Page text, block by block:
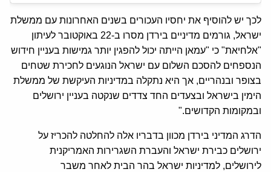
לכך יש להוסיף את יחסיו העכורים בשנים האחרונות עם ממשלת
ישראל, גורמים מדיניים בירדן מסרו ב-22 באוקטובר לעיתון
"אלחיאת" כי "עמאן הייתה יכול להפגין יותר גמישות בעניין חידוש
הנספחים להסכם השלום עם ישראל הנוגעים לחכירת שטחים
בצופר ובנהריים, אך היא נתקלה במדיניות העיקשת של ממשלת
הימין בישראל ובצעדים החד צדדים שנקטה בעניין ירושלים
ובמקומות הקדושים."
הדרג המדיני בירדן מכוון בדבריו אלה להחלטה להכריז על
ירושלים כבירת ישראל והעברת השגרירות האמריקנית
לירושלים, למדיניות ישראל בהר הבית לאחר משבר